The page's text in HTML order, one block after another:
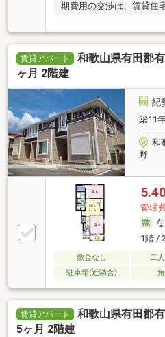
期費用の交渉は、賃貸住
賃貸アパート
和歌山県有田郡
ヶ月 2階建
紀
築11
和
野
5.40
管理
1階 /
敷金なし 二
駐車場(近隣含)
賃貸アパート
和歌山県有田郡
5ヶ月 2階建